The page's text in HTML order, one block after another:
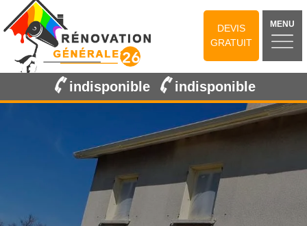
DEVIS
GRATUIT
MENU
indisponible indisponible